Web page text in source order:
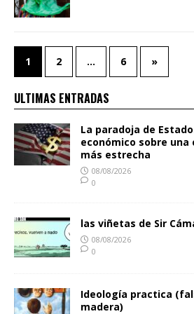
1 2 … 6 »
ULTIMAS ENTRADAS
La paradoja de
económico sobre una
más estrecha
08/08/2026
0
las viñetas de Sir
08/08/2026
0
Ideología practica
madera)